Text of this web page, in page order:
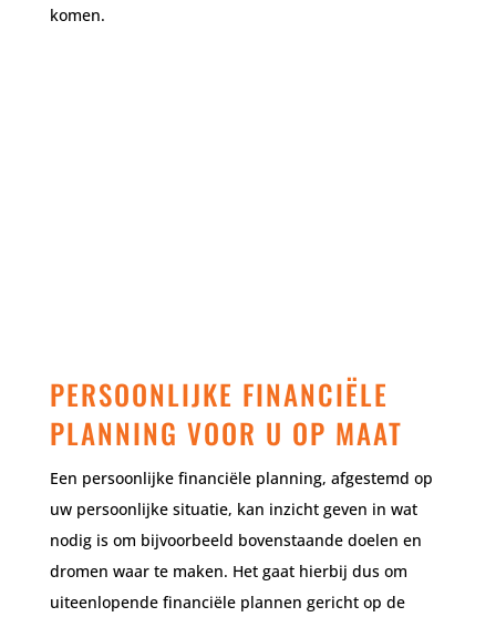
komen.
PERSOONLIJKE FINANCIËLE
PLANNING VOOR U OP MAAT
Een persoonlijke financiële planning, afgestemd op
uw persoonlijke situatie, kan inzicht geven in wat
nodig is om bijvoorbeeld bovenstaande doelen en
dromen waar te maken. Het gaat hierbij dus om
uiteenlopende financiële plannen gericht op de